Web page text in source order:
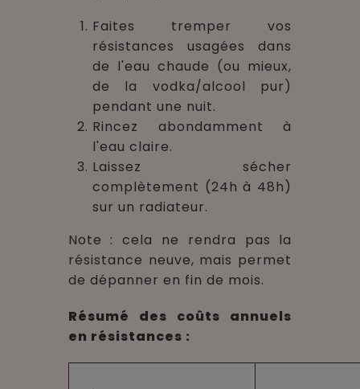
Faites tremper vos
résistances usagées dans
de l'eau chaude (ou mieux,
de la vodka/alcool pur)
pendant une nuit.
Rincez abondamment à
l'eau claire.
Laissez sécher
complètement (24h à 48h)
sur un radiateur.
Note : cela ne rendra pas la
résistance neuve, mais permet
de dépanner en fin de mois.
Résumé des coûts annuels
en résistances :